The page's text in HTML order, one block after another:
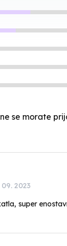
se morate
09. 2023
super